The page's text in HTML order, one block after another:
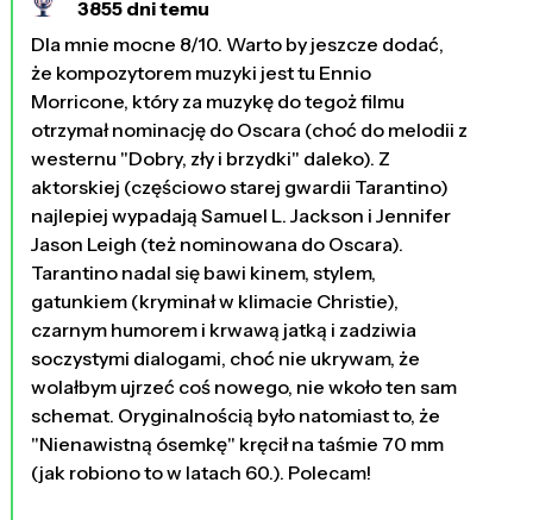
3855 dni temu
Dla mnie mocne 8/10. Warto by jeszcze dodać,
że kompozytorem muzyki jest tu Ennio
Morricone, który za muzykę do tegoż filmu
otrzymał nominację do Oscara (choć do melodii z
westernu "Dobry, zły i brzydki" daleko). Z
aktorskiej (częściowo starej gwardii Tarantino)
najlepiej wypadają Samuel L. Jackson i Jennifer
Jason Leigh (też nominowana do Oscara).
Tarantino nadal się bawi kinem, stylem,
gatunkiem (kryminał w klimacie Christie),
czarnym humorem i krwawą jatką i zadziwia
soczystymi dialogami, choć nie ukrywam, że
wolałbym ujrzeć coś nowego, nie wkoło ten sam
schemat. Oryginalnością było natomiast to, że
"Nienawistną ósemkę" kręcił na taśmie 70 mm
(jak robiono to w latach 60.). Polecam!